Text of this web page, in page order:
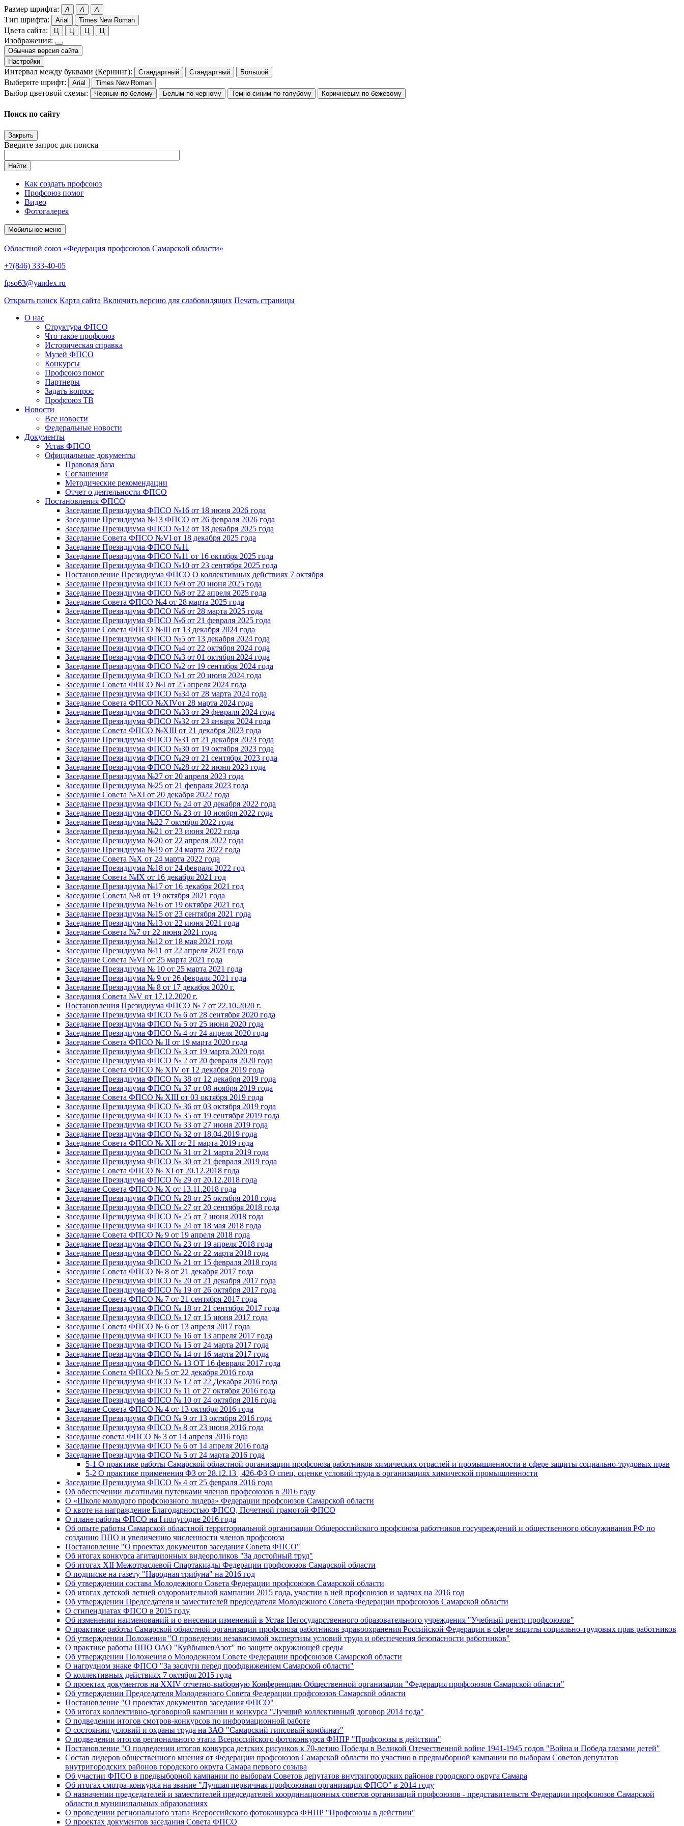
Размер шрифта: A A A
Тип шрифта: Arial Times New Roman
Цвета сайта: Ц Ц Ц Ц
Изображения:
Обычная версия сайта
Настройки
Интервал между буквами (Кернинг): Стандартный Стандартный Большой
Выберите шрифт: Arial Times New Roman
Выбор цветовой схемы: Черным по белому Белым по черному Темно-синим по голубому Коричневым по бежевому
Поиск по сайту
Закрыть
Введите запрос для поиска
Найти
Как создать профсоюз
Профсоюз помог
Видео
Фотогалерея
Мобильное меню
Областной союз «Федерация профсоюзов Самарской области»
+7(846) 333-40-05
fpso63@yandex.ru
Открыть поиск Карта сайта Включить версию для слабовидящих Печать страницы
О нас
Структура ФПСО
Что такое профсоюз
Историческая справка
Музей ФПСО
Конкурсы
Профсоюз помог
Партнеры
Задать вопрос
Профсоюз ТВ
Новости
Все новости
Федеральные новости
Документы
Устав ФПСО
Официальные документы
Правовая база
Соглашения
Методические рекомендации
Отчет о деятельности ФПСО
Постановления ФПСО
Заседание Президиума ФПСО №16 от 18 июня 2026 года
Заседание Президиума №13 ФПСО от 26 февраля 2026 года
Заседание Президиума ФПСО №12 от 18 декабря 2025 года
Заседание Совета ФПСО №VI от 18 декабря 2025 года
Заседание Президиума ФПСО №11
Заседание Президиума ФПСО №11 от 16 октября 2025 года
Заседание Президиума ФПСО №10 от 23 сентября 2025 года
Постановление Президиума ФПСО О коллективных действиях 7 октября
Заседание Президиума ФПСО №9 от 20 июня 2025 года
Заседание Президиума ФПСО №8 от 22 апреля 2025 года
Заседание Совета ФПСО №4 от 28 марта 2025 года
Заседание Президиума ФПСО №6 от 28 марта 2025 года
Заседание Президиума ФПСО №6 от 21 февраля 2025 года
Заседание Совета ФПСО №III от 13 декабря 2024 года
Заседание Президиума ФПСО №5 от 13 декабря 2024 года
Заседание Президиума ФПСО №4 от 22 октября 2024 года
Заседание Президиума ФПСО №3 от 01 октября 2024 года
Заседание Президиума ФПСО №2 от 19 сентября 2024 года
Заседание Президиума ФПСО №1 от 20 июня 2024 года
Заседание Совета ФПСО №I от 25 апреля 2024 года
Заседание Президиума ФПСО №34 от 28 марта 2024 года
Заседание Совета ФПСО №XIVот 28 марта 2024 года
Заседание Президиума ФПСО №33 от 29 февраля 2024 года
Заседание Президиума ФПСО №32 от 23 января 2024 года
Заседание Совета ФПСО №XIII от 21 декабря 2023 года
Заседание Президиума ФПСО №31 от 21 декабря 2023 года
Заседание Президиума ФПСО №30 от 19 октября 2023 года
Заседание Президиума ФПСО №29 от 21 сентября 2023 года
Заседание Президиума ФПСО №28 от 22 июня 2023 года
Заседание Президиума №27 от 20 апреля 2023 года
Заседание Президиума №25 от 21 февраля 2023 года
Заседание Совета №XI от 20 декабря 2022 года
Заседание Президиума ФПСО № 24 от 20 декабря 2022 года
Заседание Президиума ФПСО № 23 от 10 ноября 2022 года
Заседание Президиума №22 7 октября 2022 года
Заседание Президиума №21 от 23 июня 2022 года
Заседание Президиума №20 от 22 апреля 2022 года
Заседание Президиума №19 от 24 марта 2022 года
Заседание Совета №X от 24 марта 2022 года
Заседание Президиума №18 от 24 февраля 2022 год
Заседание Совета №IX от 16 декабря 2021 год
Заседание Президиума №17 от 16 декабря 2021 год
Заседание Совета №8 от 19 октября 2021 года
Заседание Президиума №16 от 19 октября 2021 год
Заседание Президиума №15 от 23 сентября 2021 года
Заседание Президиума №13 от 22 июня 2021 года
Заседание Совета №7 от 22 июня 2021 года
Заседание Президиума №12 от 18 мая 2021 года
Заседание Президиума №11 от 22 апреля 2021 года
Заседание Совета №VI от 25 марта 2021 года
Заседание Президиума № 10 от 25 марта 2021 года
Заседание Президиума № 9 от 26 февраля 2021 года
Заседание Президиума № 8 от 17 декабря 2020 г.
Заседания Совета №V от 17.12.2020 г.
Постановления Президиума ФПСО № 7 от 22.10.2020 г.
Заседание Президиума ФПСО № 6 от 28 сентября 2020 года
Заседание Президиума ФПСО № 5 от 25 июня 2020 года
Заседание Президиума ФПСО № 4 от 24 апреля 2020 года
Заседание Совета ФПСО № II от 19 марта 2020 года
Заседание Президиума ФПСО № 3 от 19 марта 2020 года
Заседание Президиума ФПСО № 2 от 20 февраля 2020 года
Заседание Совета ФПСО № XIV от 12 декабря 2019 года
Заседание Президиума ФПСО № 38 от 12 декабря 2019 года
Заседание Президиума ФПСО № 37 от 08 ноября 2019 года
Заседание Совета ФПСО № XIII от 03 октября 2019 года
Заседание Президиума ФПСО № 36 от 03 октября 2019 года
Заседание Президиума ФПСО № 35 от 19 сентября 2019 года
Заседание Президиума ФПСО № 33 от 27 июня 2019 года
Заседание Президиума ФПСО № 32 от 18.04.2019 года
Заседание Совета ФПСО № XII от 21 марта 2019 года
Заседание Президиума ФПСО № 31 от 21 марта 2019 года
Заседание Президиума ФПСО № 30 от 21 февраля 2019 года
Заседание Совета ФПСО № XI от 20.12.2018 года
Заседание Президиума ФПСО № 29 от 20.12.2018 года
Заседание Совета ФПСО № X от 13.11.2018 года
Заседание Президиума ФПСО № 28 от 25 октября 2018 года
Заседание Президиума ФПСО № 27 от 20 сентября 2018 года
Заседание Президиума ФПСО № 25 от 7 июня 2018 года
Заседание Президиума ФПСО № 24 от 18 мая 2018 года
Заседание Совета ФПСО № 9 от 19 апреля 2018 года
Заседание Президиума ФПСО № 23 от 19 апреля 2018 года
Заседание Президиума ФПСО № 22 от 22 марта 2018 года
Заседание Президиума ФПСО № 21 от 15 февраля 2018 года
Заседание Совета ФПСО № 8 от 21 декабря 2017 года
Заседание Президиума ФПСО № 20 от 21 декабря 2017 года
Заседание Президиума ФПСО № 19 от 26 октября 2017 года
Заседание Совета ФПСО № 7 от 21 сентября 2017 года
Заседание Президиума ФПСО № 18 от 21 сентября 2017 года
Заседание Президиума ФПСО № 17 от 15 июня 2017 года
Заседание Совета ФПСО № 6 от 13 апреля 2017 года
Заседание Президиума ФПСО № 16 от 13 апреля 2017 года
Заседание Президиума ФПСО № 15 от 24 марта 2017 года
Заседание Президиума ФПСО № 14 от 16 марта 2017 года
Заседание Президиума ФПСО № 13 ОТ 16 февраля 2017 года
Заседание Совета ФПСО № 5 от 22 декабря 2016 года
Заседание Президиума ФПСО № 12 от 22 Декабря 2016 года
Заседание Президиума ФПСО № 11 от 27 октября 2016 года
Заседание Президиума ФПСО № 10 от 24 октября 2016 года
Заседание Совета ФПСО № 4 от 13 октября 2016 года
Заседание Президиума ФПСО № 9 от 13 октября 2016 года
Заседание Президиума ФПСО № 8 от 23 июня 2016 года
Заседание совета ФПСО № 3 от 14 апреля 2016 года
Заседание Президиума ФПСО № 6 от 14 апреля 2016 года
Заседание Президиума ФПСО № 5 от 24 марта 2016 года
5-1 О практике работы Самарской областной организации профсоюза работников химических отраслей и промышленности в сфере защиты социально-трудовых прав
5-2 О практике применения ФЗ от 28.12.13 ¦ 426-ФЗ О спец. оценке условий труда в организациях химической промышленности
Заседание Президиума ФПСО № 4 от 25 февраля 2016 года
Об обеспечении льготными путевками членов профсоюзов в 2016 году
О «Школе молодого профсоюзного лидера» Федерации профсоюзов Самарской области
О квоте на награждение Благодарностью ФПСО, Почетной грамотой ФПСО
О плане работы ФПСО на I полугодие 2016 года
Об опыте работы Самарской областной территориальной организации Общероссийского профсоюза работников госучреждений и общественного обслуживания РФ по
созданию ППО и увеличению численности членов профсоюза
Постановление "О проектах документов заседания Совета ФПСО"
Об итогах конкурса агитационных видеороликов "За достойный труд"
Об итогах XII Межотраслевой Спартакиады Федерации профсоюзов Самарской области
О подписке на газету "Народная трибуна" на 2016 год
Об утверждении состава Молодежного Совета Федерации профсоюзов Самарской области
Об итогах детской летней оздоровительной кампании 2015 года, участии в ней профсоюзов и задачах на 2016 год
Об утверждении Председателя и заместителей председателя Молодежного Совета Федерации профсоюзов Самарской области
О стипендиатах ФПСО в 2015 году
Об изменении наименований и о внесении изменений в Устав Негосударственного образовательного учреждения "Учебный центр профсоюзов"
О практике работы Самарской областной организации профсоюза работников здравоохранения Российской Федерации в сфере защиты социально-трудовых прав работников
Об утверждении Положения "О проведении независимой экспертизы условий труда и обеспечения безопасности работников"
О практике работы ППО ОАО "КуйбышевАзот" по защите окружающей среды
Об утверждении Положения о Молодежном Совете Федерации профсоюзов Самарской области
О нагрудном знаке ФПСО "За заслуги перед профдвижением Самарской области"
О коллективных действиях 7 октября 2015 года
О проектах документов на XXIV отчетно-выборную Конференцию Общественной организации "Федерация профсоюзов Самарской области"
Об утверждении Председателя Молодежного Совета Федерации профсоюзов Самарской области
Постановление "О проектах документов заседания ФПСО"
Об итогах коллективно-договорной кампании и конкурса "Лучший коллективный договор 2014 года"
О подведении итогов смотров-конкурсов по информационной работе
О состоянии условий и охраны труда на ЗАО "Самарский гипсовый комбинат"
О подведении итогов регионального этапа Всероссийского фотоконкурса ФНПР "Профсоюзы в действии"
Постановление "О подведении итогов конкурса детских рисунков к 70-летию Победы в Великой Отечественной войне 1941-1945 годов "Война и Победа глазами детей"
Состав лидеров общественного мнения от Федерации профсоюзов Самарской области по участию в предвыборной кампании по выборам Советов депутатов
внутригородских районов городского округа Самара первого созыва
Об участии ФПСО в предвыборной кампании по выборам Советов депутатов внутригородских районов городского округа Самара
Об итогах смотра-конкурса на звание "Лучшая первичная профсоюзная организация ФПСО" в 2014 году
О назначении председателей и заместителей председателей координационных советов организаций профсоюзов - представительств Федерации профсоюзов Самарской
области в муниципальных образованиях
О проведении регионального этапа Всероссийского фотоконкурса ФНПР "Профсоюзы в действии"
О проектах документов заседания Совета ФПСО